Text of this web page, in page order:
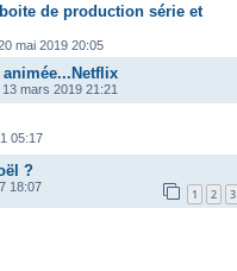
de production série et
mai 2019 20:05
13 mars 2019 21:21
05:17
?
18:07 1 2 3